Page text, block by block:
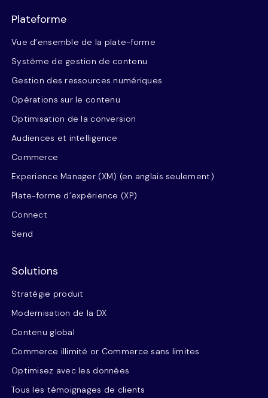
Plateforme
Vue d’ensemble de la plate-forme
Système de gestion de contenu
Gestion des ressources numériques
Opérations sur le contenu
Optimisation de la conversion
Audiences et intelligence
Commerce
Experience Manager (XM) (en anglais seulement)
Plate-forme d’expérience (XP)
Connect
Send
Solutions
Stratégie produit
Modernisation de la DX
Contenu global
Commerce illimité or Commerce sans limites
Optimisez avec les données
Tous les témoignages de clients